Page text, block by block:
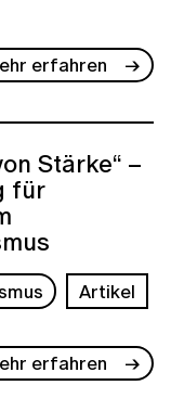
erfahren
Stärke“ –
für
Artikel
erfahren